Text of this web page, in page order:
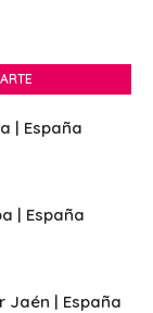
| España
| España
Jaén | España